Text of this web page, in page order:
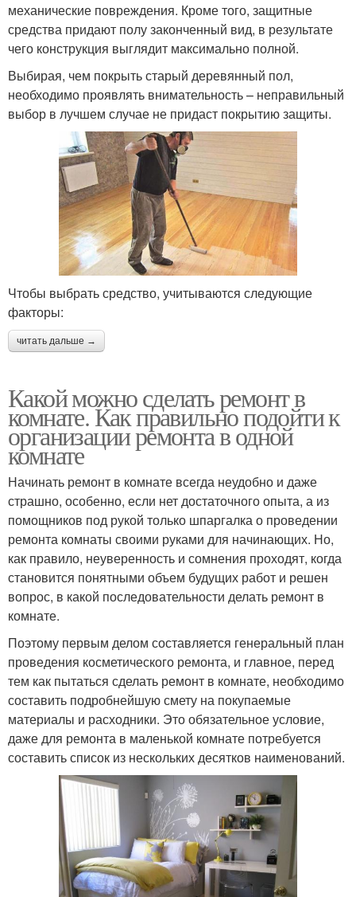
механические повреждения. Кроме того, защитные
средства придают полу законченный вид, в результате
чего конструкция выглядит максимально полной.
Выбирая, чем покрыть старый деревянный пол,
необходимо проявлять внимательность – неправильный
выбор в лучшем случае не придаст покрытию защиты.
Чтобы выбрать средство, учитываются следующие
факторы:
читать дальше →
Какой можно сделать ремонт в
комнате. Как правильно подойти к
организации ремонта в одной
комнате
Начинать ремонт в комнате всегда неудобно и даже
страшно, особенно, если нет достаточного опыта, а из
помощников под рукой только шпаргалка о проведении
ремонта комнаты своими руками для начинающих. Но,
как правило, неуверенность и сомнения проходят, когда
становится понятными объем будущих работ и решен
вопрос, в какой последовательности делать ремонт в
комнате.
Поэтому первым делом составляется генеральный план
проведения косметического ремонта, и главное, перед
тем как пытаться сделать ремонт в комнате, необходимо
составить подробнейшую смету на покупаемые
материалы и расходники. Это обязательное условие,
даже для ремонта в маленькой комнате потребуется
составить список из нескольких десятков наименований.